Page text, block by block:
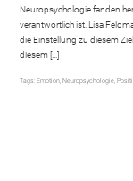
Neuropsychologie fanden
verantwortlich ist. Lisa
die Einstellung zu diesem
diesem […]
Tags: Emotion, Neuropsychologie,